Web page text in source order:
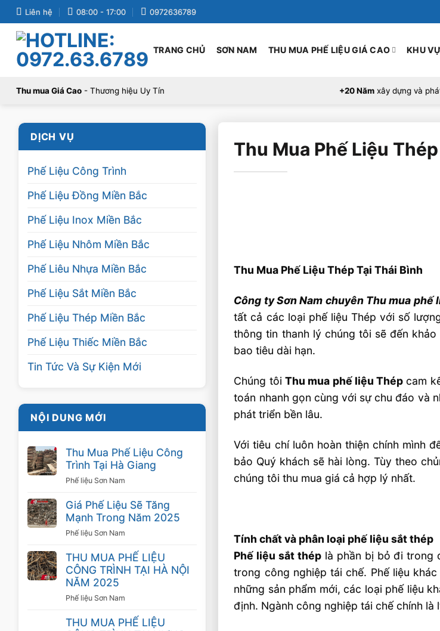
qua
dung
Liên hệ 08:00 - 17:00 0972636789
TRANG CHỦ SƠN NAM THU MUA PHẾ LIỆU GIÁ CAO KHU
Thu mua Giá Cao - Thương hiệu Uy Tín +20 Năm xây dựng và
DỊCH VỤ
Phế Liệu Công Trình
Phế Liệu Đồng Miền Bắc
Phế Liệu Inox Miền Bắc
Phế Liệu Nhôm Miền Bắc
Phế Liêu Nhựa Miền Bắc
Phế Liệu Sắt Miền Bắc
Phế Liệu Thép Miền Bắc
Phế Liệu Thiếc Miền Bắc
Tin Tức Và Sự Kiện Mới
NỘI DUNG MỚI
Thu Mua Phế Liệu Công
Trình Tại Hà Giang
Phế liệu Sơn Nam
Giá Phế Liệu Sẽ Tăng
Mạnh Trong Năm 2025
Phế liệu Sơn Nam
THU MUA PHẾ LIỆU
CÔNG TRÌNH TẠI HÀ NỘI
NĂM 2025
Phế liệu Sơn Nam
THU MUA PHẾ LIỆU
Thu Mua Phế Liệu
Thu Mua Phế Liệu Thép Tại Thái Bình
Công ty Sơn Nam chuyên Thu mua phế
tất cả các loại phế liệu Thép với số
thông tin thanh lý chúng tôi sẽ đến
bao tiêu dài hạn.
Chúng tôi Thu mua phế liệu Thép cam
toán nhanh gọn cùng với sự chu đáo và
phát triển bền lâu.
Với tiêu chí luôn hoàn thiện chính mình
bảo Quý khách sẽ hài lòng. Tùy theo
chúng tôi thu mua giá cả hợp lý nhất.
Tính chất và phân loại phế liệu sắt thép
Phế liệu sắt thép là phần bị bỏ đi trong
trong công nghiệp tái chế. Phế liệu
những sản phẩm mới, các loại phế liệu
định. Ngành công nghiệp tái chế chính